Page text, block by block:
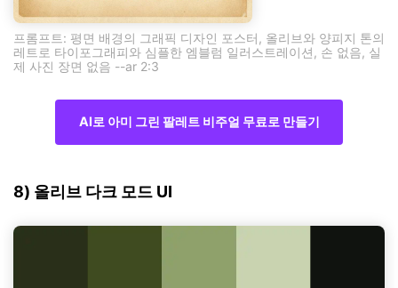
프롬프트: 평면 배경의 그래픽 디자인 포스터, 올리브와 양피지 톤의
레트로 타이포그래피와 심플한 엠블럼 일러스트레이션, 손 없음, 실
제 사진 장면 없음 --ar 2:3
AI로 아미 그린 팔레트 비주얼 무료로 만들기
8) 올리브 다크 모드 UI